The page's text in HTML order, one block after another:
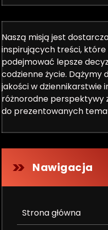
Naszą misją jest
inspirujących treści,
podejmować lepsze
codzienne życie. Dążymy
jakości w dziennikarstwie
różnorodne perspektywy
do prezentowanych
Nawigacja
Strona główna